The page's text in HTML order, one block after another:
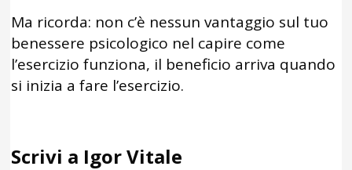
Ma ricorda: non c’è nessun vantaggio sul tuo
benessere psicologico nel capire come
l’esercizio funziona, il beneficio arriva quando
si inizia a fare l’esercizio.
Scrivi a Igor Vitale